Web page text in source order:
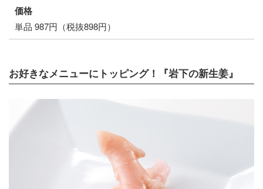
価格
単品 987円（税抜898円）
お好きなメニューにトッピング！『岩下の新生姜』